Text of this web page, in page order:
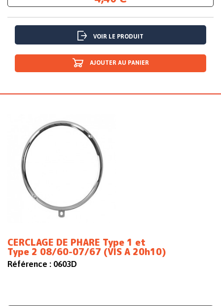
VOIR LE PRODUIT
AJOUTER AU PANIER
CERCLAGE DE PHARE Type 1 et
Type 2 08/60-07/67 (VIS A 20h10)
Référence : 0603D